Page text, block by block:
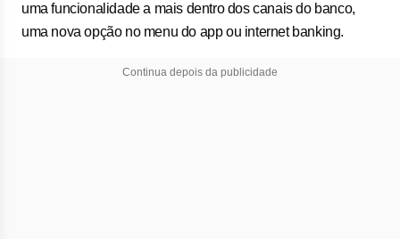
uma funcionalidade a mais dentro dos canais do banco,
uma nova opção no menu do app ou internet banking.
Continua depois da publicidade